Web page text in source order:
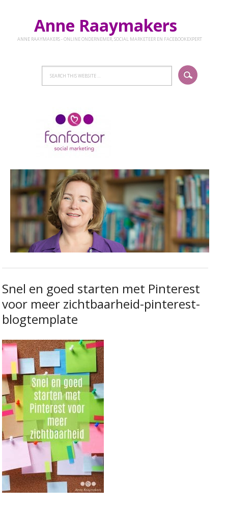
Anne Raaymakers
ANNE RAAYMAKERS - ONLINE ONDERNEMER, SOCIAL MARKETEER EN FACEBOOKEXPERT
Snel en goed starten met Pinterest
voor meer zichtbaarheid-pinterest-
blogtemplate